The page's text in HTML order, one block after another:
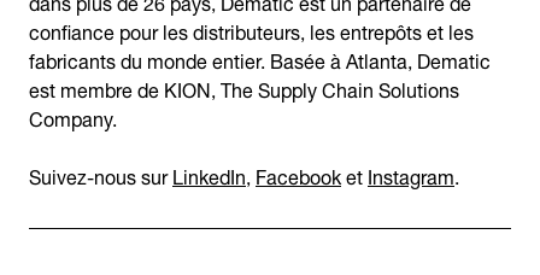
confiance pour les distributeurs, les entrepôts et les
fabricants du monde entier. Basée à Atlanta, Dematic
est membre de KION, The Supply Chain Solutions
Company.
Suivez-nous surLinkedIn,FacebooketInstagram.